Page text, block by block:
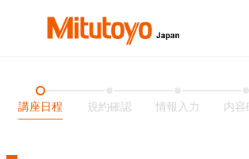
講座日程 規約確認 情報入力 内容